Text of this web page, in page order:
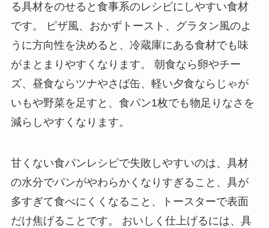
る具材をのせると食事系のレシピにしやすい食材
です。 ピザ風、おかずトースト、グラタン風のよ
うに方向性を決めると、冷蔵庫にある食材でも味
がまとまりやすくなります。 朝食なら卵やチー
ズ、昼食ならツナやさば缶、軽い夕食ならじゃが
いもや野菜を足すと、食パン1枚でも物足りなさを
減らしやすくなります。
甘くない食パンレシピで失敗しやすいのは、具材
の水分でパンがやわらかくなりすぎること、具が
多すぎて食べにくくなること、トースターで表面
だけ焦げることです。 おいしく仕上げるには、具